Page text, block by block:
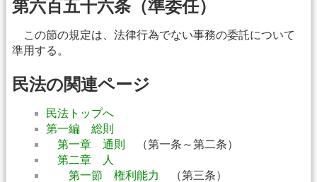
第六百五十六条（準委任）
この節の規定は、法律行為でない事務の委託について
準用する。
民法の関連ページ
民法トップへ
第一編 総則
第一章 通則
（第一条～第二条）
第二章 人
第一節 権利能力
（第三条）